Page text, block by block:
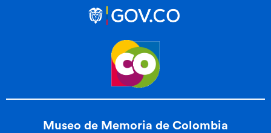
Museo de Memoria de Colombia